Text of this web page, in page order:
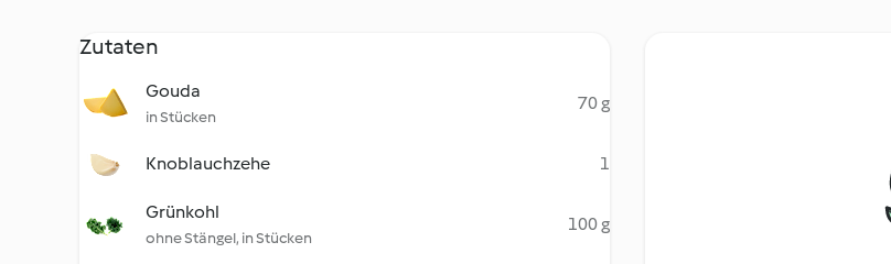
Zutaten
Gouda
in Stücken
70 g
Knoblauchzehe 1
Grünkohl
ohne Stängel, in Stücken
100 g